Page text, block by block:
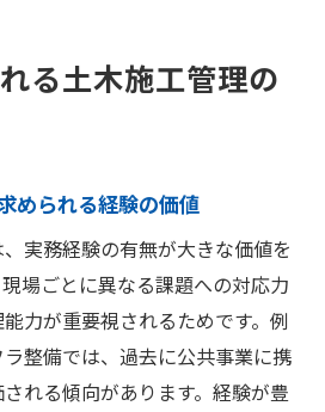
る土木施工管理の
められる経験の価値
実務経験の有無が大きな価値を
場ごとに異なる課題への対応力
力が重要視されるためです。例
整備では、過去に公共事業に携
れる傾向があります。経験が豊